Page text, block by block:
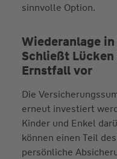
sinnvolle Option.
Wiederanlage
Schließt
Ernstfall vor
Die
erneut investiert
Kinder und Enkel
können einen Teil
persönliche